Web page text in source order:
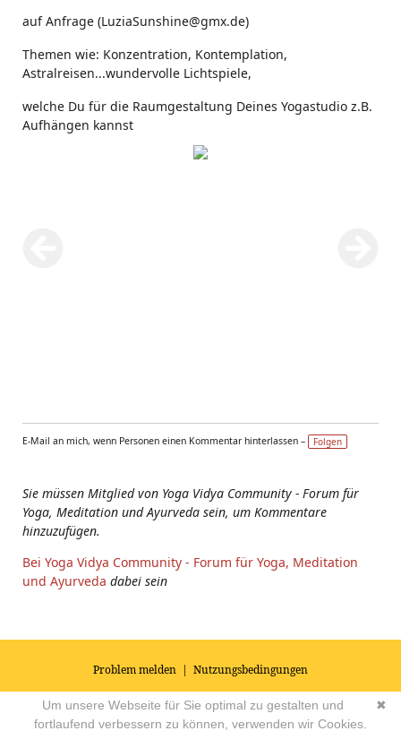
auf Anfrage (LuziaSunshine@gmx.de)
Themen wie: Konzentration, Kontemplation,
Astralreisen...wundervolle Lichtspiele,
welche Du für die Raumgestaltung Deines Yogastudio z.B.
Aufhängen kannst
E-Mail an mich, wenn Personen einen Kommentar hinterlassen – Folgen
Sie müssen Mitglied von Yoga Vidya Community - Forum für
Yoga, Meditation und Ayurveda sein, um Kommentare
hinzuzufügen.
Bei Yoga Vidya Community - Forum für Yoga, Meditation
und Ayurveda dabei sein
Problem melden | Nutzungsbedingungen
© 2026Impressum|Datenschutz|AGB's| Yoga Vidya Community -
Forum für Yoga, Meditation und Ayurveda Powered by
✖
Um unsere Webseite für Sie optimal zu gestalten und
fortlaufend verbessern zu können, verwenden wir Cookies.